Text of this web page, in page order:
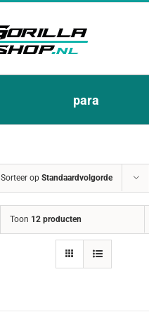
para
Sorteer op Standaardvolgorde
Toon 12 producten